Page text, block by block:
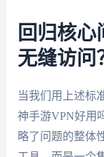
回归核心
无缝访问
当我们用上述标
神手游VPN好用
略了问题的整体